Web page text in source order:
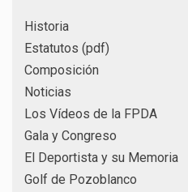
Historia
Estatutos (pdf)
Composición
Noticias
Los Vídeos de la FPDA
Gala y Congreso
El Deportista y su Memoria
Golf de Pozoblanco